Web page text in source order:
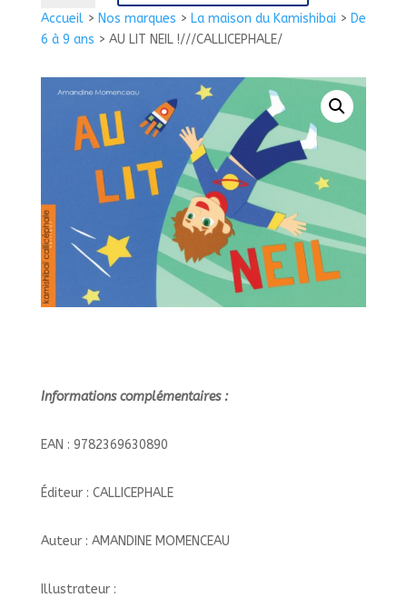
Accueil> Nos marques > La maison du Kamishibai > De
6 à 9 ans > AU LIT NEIL !///CALLICEPHALE/
AU
LIT
Informations complémentaires :
EAN : 9782369630890
Éditeur : CALLICEPHALE
Auteur : AMANDINE MOMENCEAU
Illustrateur :